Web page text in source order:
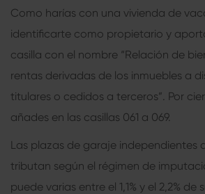
Como harías con una vivienda de
identificarte como propietario y
casilla con el nombre “Relación de
rentas derivadas de los inmuebles a
titulares o cedidos a terceros”. Por
añades en las casillas 061 a 069.
Las plazas de garaje independientes
tributan según el régimen de
puede varias entre el 1,1% y el 2,2%